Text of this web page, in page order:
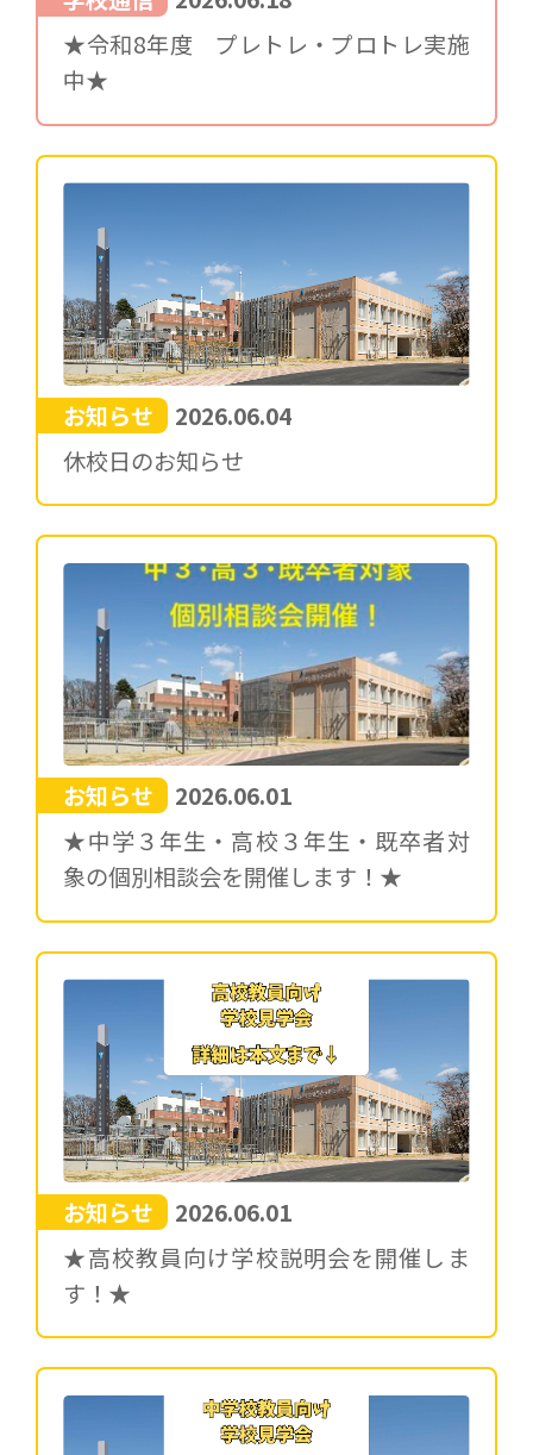
★令和8年度 プレトレ・プロトレ実施
中★
お知らせ
2026.06.04
休校日のお知らせ
お知らせ
2026.06.01
★中学３年生・高校３年生・既卒者対
象の個別相談会を開催します！★
お知らせ
2026.06.01
★高校教員向け学校説明会を開催しま
す！★